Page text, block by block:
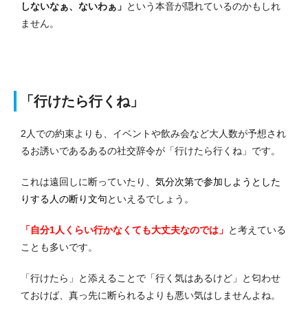
しないなぁ、ないわぁ」 という本音が隠れているのかもしれ
ません。
「行けたら行くね」
2人での約束よりも、イベントや飲み会など大人数が予想され
るお誘いであるあるの社交辞令が「行けたら行くね」です。
これは遠回しに断っていたり、 気分次第で参加しようとした
りする人の断り文句といえるでしょう。
「自分1人くらい行かなくても大丈夫なのでは」 と考えている
ことも多いです。
「行けたら」と添えることで「行く気はあるけど」と匂わせ
ておけば、真っ先に断られるよりも悪い気はしませんよね。